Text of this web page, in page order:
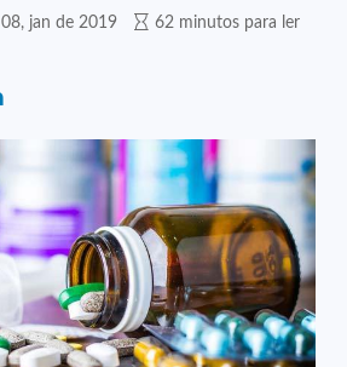
08, jan de 2019 62 minutos para ler